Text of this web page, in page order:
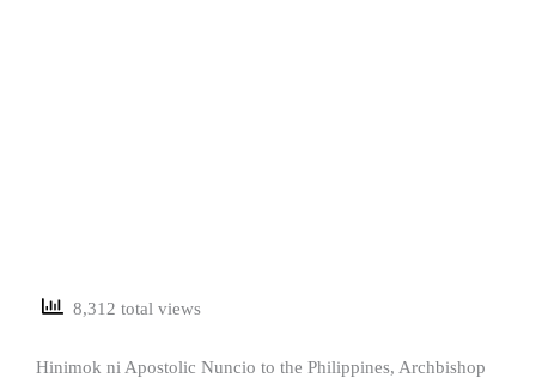
8,312 total views
Hinimok ni Apostolic Nuncio to the Philippines, Archbishop